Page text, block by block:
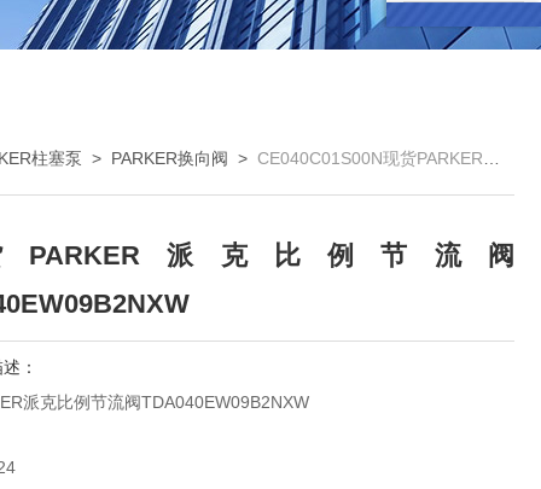
柱塞泵 > PARKER换向阀 >CE040C01S00N现货PARKER派克比例节流阀TDA040EW09B2NXW
PARKER派克比例节流阀
：
派克比例节流阀TDA040EW09B2NXW